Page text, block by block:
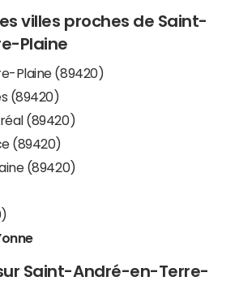
villes proches de Saint-
Plaine
Plaine (89420)
(89420)
(89420)
(89420)
(89420)
Saint-André-en-Terre-